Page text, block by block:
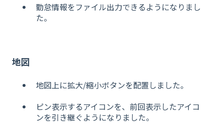
勤怠情報をファイル出力できるようになりまし
た。
地図
地図上に拡大/縮小ボタンを配置しました。
ピン表示するアイコンを、前回表示したアイコ
ンを引き継ぐようになりました。